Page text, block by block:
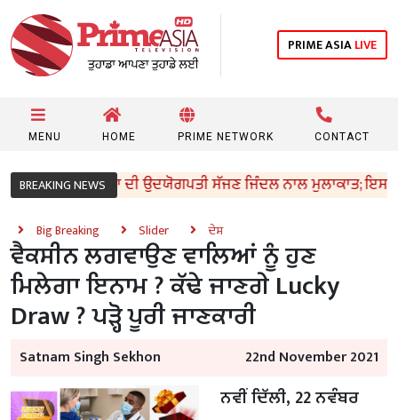
PRIME ASIALIVE
MENU HOME PRIME NETWORK CONTACT
BREAKING NEWS
ਸੰਜੀਵ ਅਰੋੜਾ ਦੀ ਉਦਯੋਗਪਤੀ ਸੱਜਣ ਜਿੰਦਲ ਨਾਲ ਮੁਲਾਕਾਤ; ਇਸਪਾਤ
Big Breaking Slider ਦੇਸ਼
ਵੈਕਸੀਨ ਲਗਵਾਉਣ ਵਾਲਿਆਂ ਨੂੰ ਹੁਣ
ਮਿਲੇਗਾ ਇਨਾਮ ? ਕੱਢੇ ਜਾਣਗੇ Lucky
Draw ? ਪੜ੍ਹੋ ਪੂਰੀ ਜਾਣਕਾਰੀ
Satnam Singh Sekhon 22nd November 2021
ਨਵੀਂ ਦਿੱਲੀ, 22 ਨਵੰਬਰ